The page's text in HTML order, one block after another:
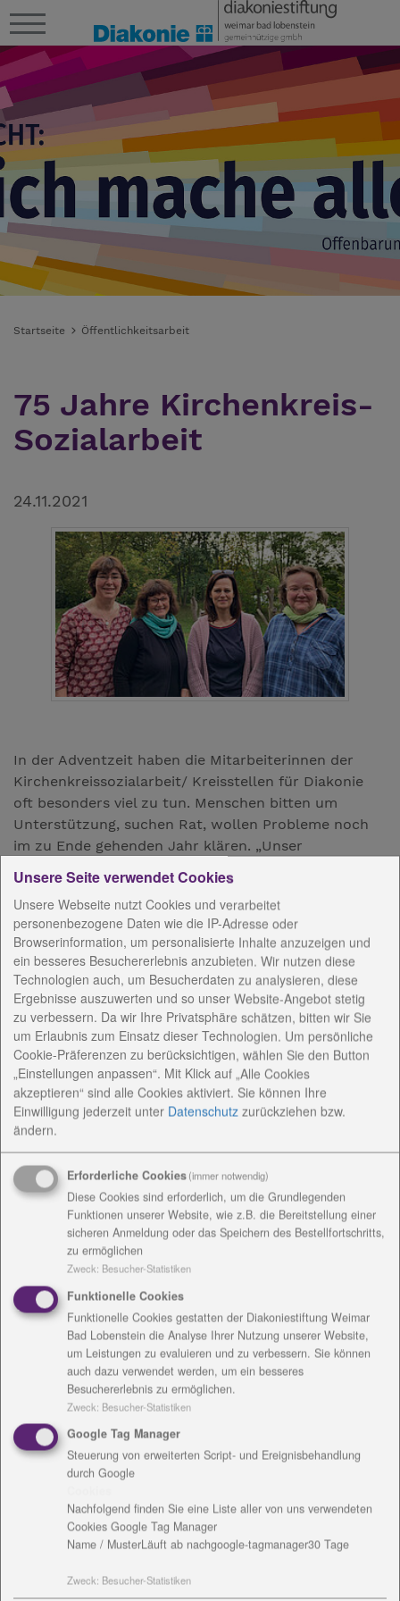
Startseite Öffentlichkeitsarbeit
75 Jahre Kirchenkreis-
Sozialarbeit
24.11.2021
In der Adventzeit haben die Mitarbeiterinnen der
Kirchenkreissozialarbeit/ Kreisstellen für Diakonie
oft besonders viel zu tun. Menschen bitten um
Unterstützung, suchen Rat, wollen Probleme noch
im zu Ende gehenden Jahr klären. „Unser
über Paar-, Familien- und Lebensberatung bis hin zur
Beratung und Vermittlung von
Müttergenesungskuren und Möglichkeiten der
Familienerholung“, sagt Antje Odenthal, Leiterin der
Kreisstelle für Diakonie in Weimar. Diese ist eine der
vier Beratungsstellen für Kirchenkreissozialarbeit im
Verbund der Diakoniestiftung Weimar Bad Lobenstein
und Stiftung Sophienhaus, welche zusammen mit
der jeweiligen Kirchgemeinde in Weimar, Rudolstadt,
Saalfeld und Schleiz vor Ort arbeiten.
„Wir leisten Einzelfallhilfe, sind in Netzwerken tätig
und vermitteln entsprechend weiter. Da geht es um
individuelle Beratungs- und Informationsgespräche
bis hin zu Begleitung in schwierigen
Lebenssituationen“, sagt die erfahrene
Mitarbeiterin. Kirchenkreissozialarbeit gibt es in
Deutschland seit nunmehr 75 Jahren. Unter den
Eindrücken des beendeten Zweiten Weltkrieges
trafen sich in den ersten Septembertagen des Jahres
1945 in Eisenach Vertreter der Evangelisch-
Lutherischen Landeskirche Thüringens, um zu
besprechen, wie der überwältigenden Not von
Heimkehrenden und Flüchtlingen entgegengetreten
werden könne. Von seelsorgerischer Begleitung über
vielfältige Hilfen der Versorgung mit notwendigen
Lebensmitteln, Medikamenten, Bekleidung und
Heizmaterialien bis hin zu Regenerationsangeboten
für traumatisierte und ausgezehrte Menschen
entstand ein vielfältiges Hilfsnetzwerk.
Bis heute existieren in den meisten Thüringer
Kirchenkreisen der Evangelischen Kirche in
Kreisdiakoniestellen. Neben Seelsorge und
Unsere Seite verwendet Cookies
Unsere Webseite nutzt Cookies und verarbeitet
personenbezogene Daten wie die IP-Adresse oder
Browserinformation, um personalisierte Inhalte anzuzeigen und
ein besseres Besuchererlebnis anzubieten. Wir nutzen diese
Technologien auch, um Besucherdaten zu analysieren, diese
Ergebnisse auszuwerten und so unser Website-Angebot stetig
zu verbessern. Da wir Ihre Privatsphäre schätzen, bitten wir Sie
um Erlaubnis zum Einsatz dieser Technologien. Um persönliche
Cookie-Präferenzen zu berücksichtigen, wählen Sie den Button
„Einstellungen anpassen“. Mit Klick auf „Alle Cookies
akzeptieren“ sind alle Cookies aktiviert. Sie können Ihre
Einwilligung jederzeit unter Datenschutz zurückziehen bzw.
ändern.
Erforderliche Cookies(immer notwendig)
Diese Cookies sind erforderlich, um die Grundlegenden
Funktionen unserer Website, wie z.B. die Bereitstellung einer
sicheren Anmeldung oder das Speichern des Bestellfortschritts,
zu ermöglichen
Zweck: Besucher-Statistiken
Funktionelle Cookies
Funktionelle Cookies gestatten der Diakoniestiftung Weimar
Bad Lobenstein die Analyse Ihrer Nutzung unserer Website,
um Leistungen zu evaluieren und zu verbessern. Sie können
auch dazu verwendet werden, um ein besseres
Besuchererlebnis zu ermöglichen.
Zweck: Besucher-Statistiken
Google Tag Manager
Steuerung von erweiterten Script- und Ereignisbehandlung
durch Google
Nachfolgend finden Sie eine Liste aller von uns verwendeten
Cookies Google Tag Manager
Name / MusterLäuft ab nachgoogle-tagmanager30 Tage
Zweck: Besucher-Statistiken